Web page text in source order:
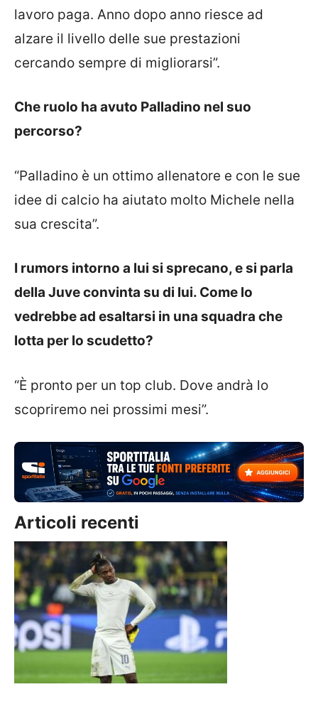
lavoro paga. Anno dopo anno riesce ad
alzare il livello delle sue prestazioni
cercando sempre di migliorarsi”.
Che ruolo ha avuto Palladino nel suo
percorso?
“Palladino è un ottimo allenatore e con le sue
idee di calcio ha aiutato molto Michele nella
sua crescita”.
I rumors intorno a lui si sprecano, e si parla
della Juveconvinta su di lui. Come lo
vedrebbe ad esaltarsi in una squadra che
lotta per lo scudetto?
“È pronto per un top club. Dove andrà lo
scopriremo nei prossimi mesi”.
Articoli recenti